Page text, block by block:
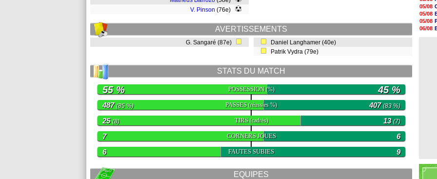
V. Pinson (76e)
AVERTISSEMENTS
G. Sangaré (87e)
Daniel Langhamer (40e)
Patrik Vydra (79e)
STATS DU MATCH
POSSESSION(%)
55 % 45 %
PASSES(réussies %)
487(85 %) 407(83 %)
TIRS(cadrés)
25(8) 13(7)
CORNERS JOUES
7 6
FAUTES SUBIES
6 9
EQUIPES
20h47
20h30
20h18
20h04
19h47
05/08
05/08
05/08
06/08